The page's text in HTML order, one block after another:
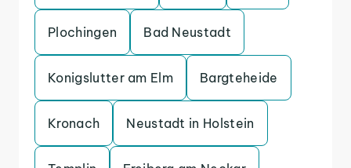
Plochingen Bad Neustadt
Konigslutter am Elm Bargteheide
Kronach Neustadt in Holstein